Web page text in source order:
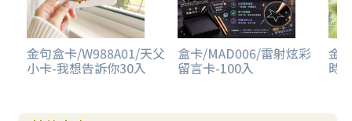
金句盒卡/W988A01/天父
小卡-我想告訴你30入
盒卡/MAD006/雷射炫彩
留言卡-100入
金
時